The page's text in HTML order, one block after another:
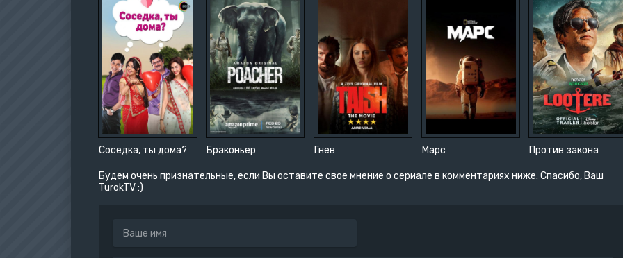
Соседка, ты дома? Браконьер Гнев Марс Против закона
Будем очень признательные, если Вы оставите свое мнение о сериале в комментариях ниже. Спасибо, Ваш
TurokTV :)